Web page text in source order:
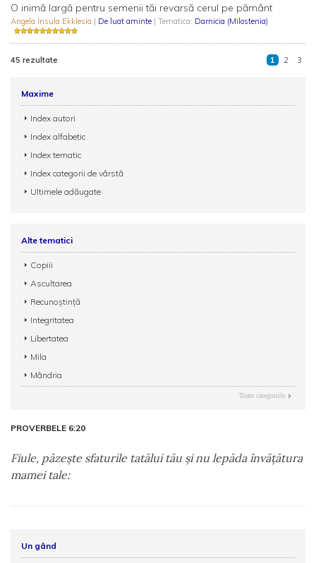
O inimă largă pentru semenii tăi revarsă cerul pe pământ
Angela Insula Ekklesia | De luat aminte | Tematica: Darnicia (Milostenia)
45 rezultate 1 2 3
Maxime
Index autori
Index alfabetic
Index tematic
Index categorii de vârstă
Ultimele adăugate
Alte tematici
Copiii
Ascultarea
Recunoștință
Integritatea
Libertatea
Mila
Mândria
Toate categoriile
PROVERBELE 6:20
Fiule, păzeşte sfaturile tatălui tău şi nu lepăda învăţătura
mamei tale:
Un gând